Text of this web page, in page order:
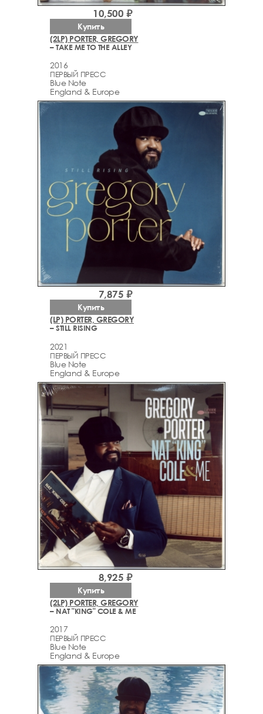
(2LP) PORTER, GREGORY
– TAKE ME TO THE ALLEY
2016
ПЕРВЫЙ ПРЕСС
Blue Note
England & Europe
10,500 ₽
Купить
(LP) PORTER, GREGORY
– STILL RISING
2021
ПЕРВЫЙ ПРЕСС
Blue Note
England & Europe
7,875 ₽
Купить
(2LP) PORTER, GREGORY
– NAT "KING" COLE & ME
2017
ПЕРВЫЙ ПРЕСС
Blue Note
England & Europe
8,925 ₽
Купить